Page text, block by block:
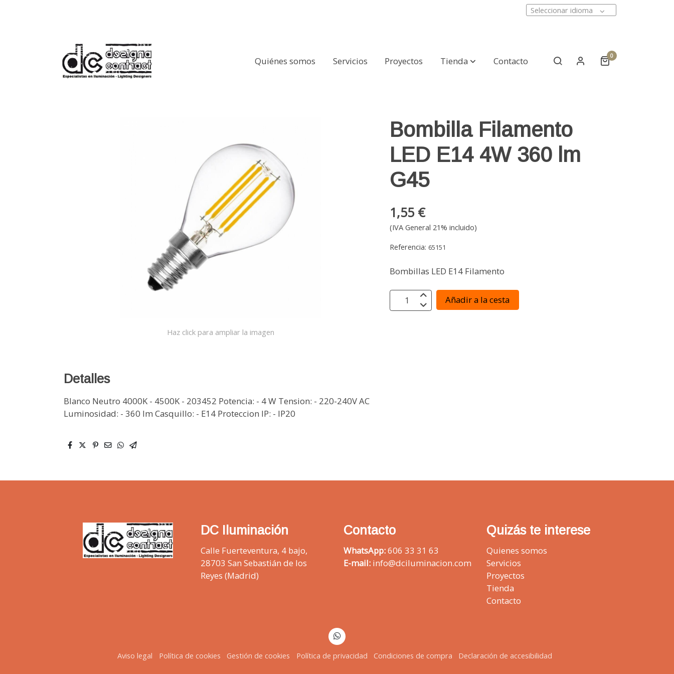
Seleccionar idioma
Quiénes somos Servicios Proyectos Tienda Contacto 0
Haz click para ampliar la imagen
Detalles
Blanco Neutro 4000K - 4500K - 203452 Potencia: - 4 W Tension: - 220-240V AC
Luminosidad: - 360 lm Casquillo: - E14 Proteccion IP: - IP20
Bombilla Filamento
LED E14 4W 360 lm
G45
1,55 €
(IVA General 21% incluido)
Referencia: 65151
Bombillas LED E14 Filamento
Añadir a la cesta
DC Iluminación
Calle Fuerteventura, 4 bajo,
28703 San Sebastián de los
Reyes (Madrid)
Contacto
WhatsApp:606 33 31 63
E-mail: info@dciluminacion.com
Quizás te interese
Quienes somos
Servicios
Proyectos
Tienda
Contacto
Aviso legal Política de cookies Gestión de cookies Política de privacidad Condiciones de compra Declaración de accesibilidad